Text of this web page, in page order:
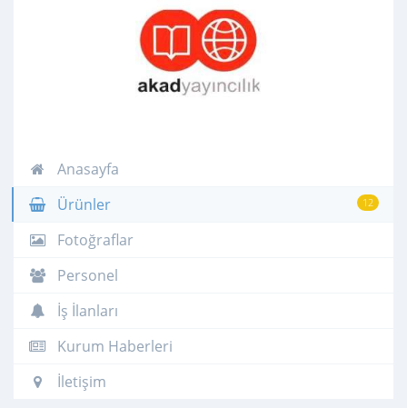
Anasayfa
12
Ürünler
Fotoğraflar
Personel
İş İlanları
Kurum Haberleri
İletişim